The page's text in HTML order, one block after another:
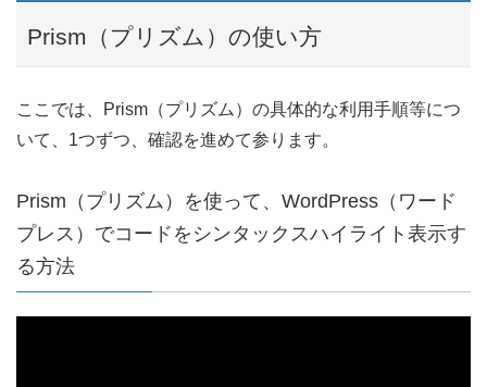
Prism（プリズム）の使い方
ここでは、Prism（プリズム）の具体的な利用手順等につ
いて、1つずつ、確認を進めて参ります。
Prism（プリズム）を使って、WordPress（ワード
プレス）でコードをシンタックスハイライト表示す
る方法